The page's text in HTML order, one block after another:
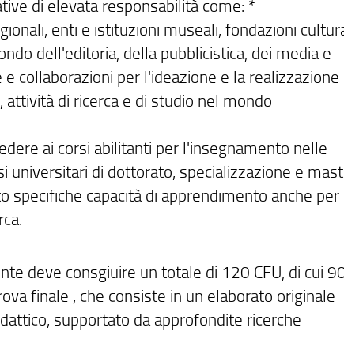
di elevata responsabilità come: *
enti e istituzioni museali, fondazioni
dell'editoria, della pubblicistica, dei media e
collaborazioni per l'ideazione e la realizzazione
di ricerca e di studio nel mondo
ai corsi abilitanti per l'insegnamento nelle
universitari di dottorato, specializzazione e
capacità di apprendimento anche per
deve consgiuire un totale di 120 CFU, di cui
finale , che consiste in un elaborato originale
supportato da approfondite ricerche